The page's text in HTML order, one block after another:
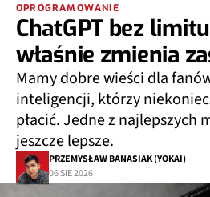
OPROGRAMOWANIE
ChatGPT bez
właśnie zmienia
Mamy dobre wieści dla
inteligencji, którzy
płacić. Jedne z najlepszych
jeszcze lepsze.
PRZEMYSŁAW BANASIAK (YOKAI)
06 SIE 2026